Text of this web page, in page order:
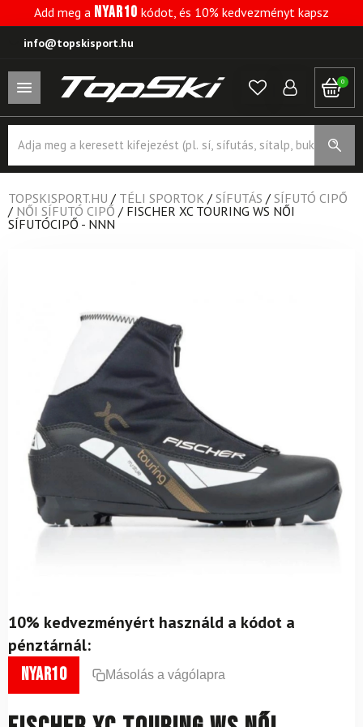
Add meg a NYAR10 kódot, és 10% kedvezményt kapsz
info@topskisport.hu
0
search
TOPSKISPORT.HU / TÉLI SPORTOK / SÍFUTÁS / SÍFUTÓ CIPŐ
/ NŐI SÍFUTÓ CIPŐ / FISCHER XC TOURING WS NŐI
SÍFUTÓCIPŐ - NNN
10% kedvezményért használd a kódot a
pénztárnál:
nyar10 Másolás a vágólapra